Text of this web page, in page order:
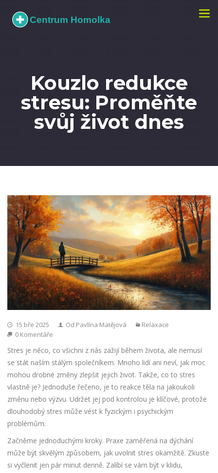
Kouzlo redukce
stresu: Proměňte
svůj život dnes
15 bře 2025 Od Pavlína Matějová
Relaxace
0 Komentáře
Stres je něco, co všichni z nás zažijí během života, ale nemusí
se stát naším stálým společníkem. Mnoho lidí ani neví, jak moc
mohou drobné změny zlepšit jejich život. Takže, co to stres
vlastně je? Jednoduše řečeno, je to reakce těla na jakoukoli
změnu nebo výzvu. Udržet jej pod kontrolou je klíčové, protože
dlouhodobý stres může vést k fyzickým i psychickým
problémům.
Začněme jednoduchými kroky. Praxe zaměřená na dýchání
může být skvělým způsobem, jak uvolnit stres okamžitě. Zkuste
si vyčlenit jen pár minut denně. Zalíbí se vám být v klidu,